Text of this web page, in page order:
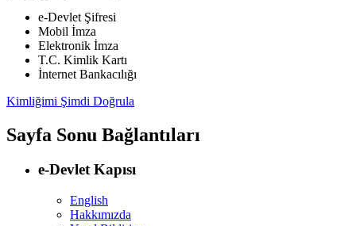
e-Devlet Şifresi
Mobil İmza
Elektronik İmza
T.C. Kimlik Kartı
İnternet Bankacılığı
Kimliğimi Şimdi Doğrula
Sayfa Sonu Bağlantıları
e-Devlet Kapısı
English
Hakkımızda